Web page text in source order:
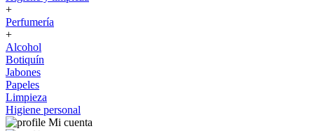
+
Perfumería
+
Alcohol
Botiquín
Jabones
Papeles
Limpieza
Higiene personal
Mi cuenta